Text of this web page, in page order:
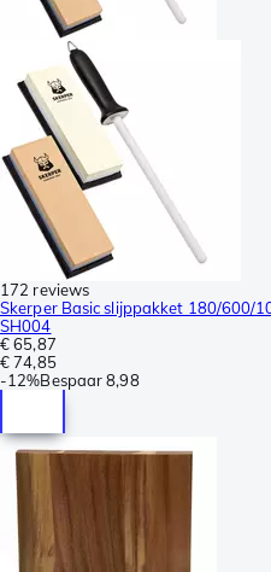
172 reviews
Skerper Basic slijppakket 180/600/
SH004
€ 65,87
€ 74,85
-12%Bespaar 8,98